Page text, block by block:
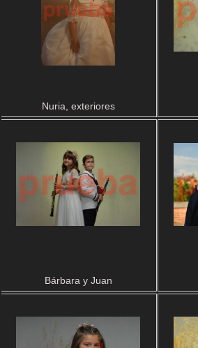
Nuria, exteriores
Bárbara y Juan